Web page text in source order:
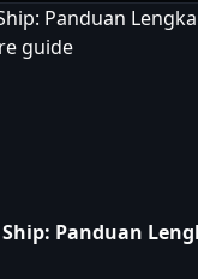
Panduan